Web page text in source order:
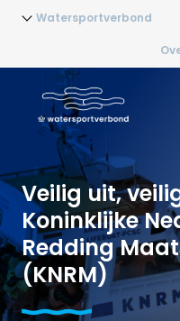
Watersportverbond
Veilig uit,
Koninklijke
Redding
(KNRM)